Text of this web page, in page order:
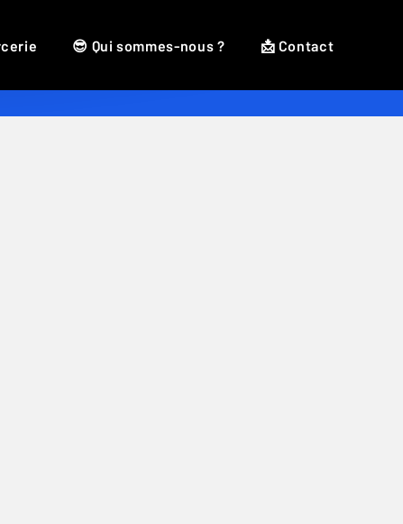
😎 Qui sommes-nous ? 📩 Contact